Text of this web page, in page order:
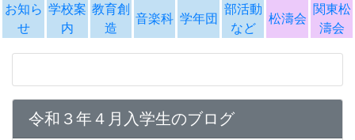
お知ら
せ
学校案
内
教育創
造
音楽科 学年団
部活動
など
松濤会
関東松
濤会
令和３年４月入学生のブログ